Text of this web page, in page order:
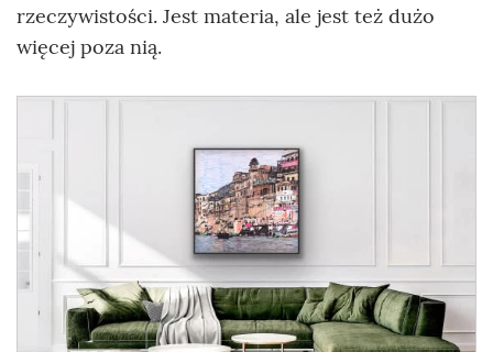
rzeczywistości. Jest materia, ale jest też dużo
więcej poza nią.